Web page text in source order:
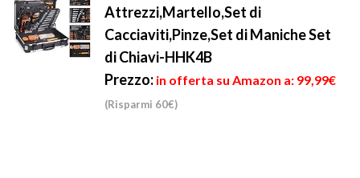
Attrezzi,Martello,Set di
Cacciaviti,Pinze,Set di Maniche Set
di Chiavi-HHK4B
Prezzo: in offerta su Amazon a: 99,99€
(Risparmi 60€)